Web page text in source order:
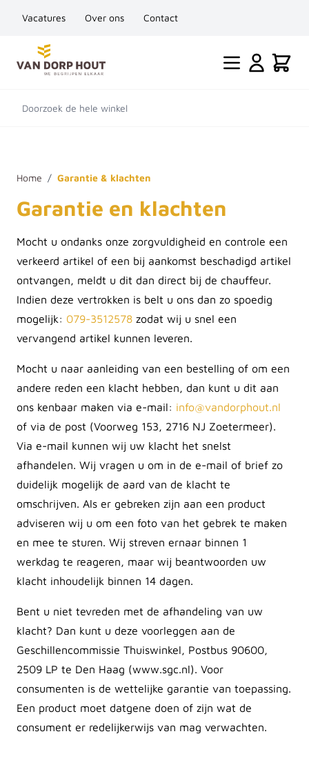
Vacatures Over ons Contact
Ga naar de inhoud
Cart
Doorzoek de hele winkel
Home / Garantie & klachten
Garantie en klachten
Mocht u ondanks onze zorgvuldigheid en controle een
verkeerd artikel of een bij aankomst beschadigd artikel
ontvangen, meldt u dit dan direct bij de chauffeur.
Indien deze vertrokken is belt u ons dan zo spoedig
mogelijk: 079-3512578 zodat wij u snel een
vervangend artikel kunnen leveren.
Mocht u naar aanleiding van een bestelling of om een
andere reden een klacht hebben, dan kunt u dit aan
ons kenbaar maken via e-mail: info@vandorphout.nl
of via de post (Voorweg 153, 2716 NJ Zoetermeer).
Via e-mail kunnen wij uw klacht het snelst
afhandelen. Wij vragen u om in de e-mail of brief zo
duidelijk mogelijk de aard van de klacht te
omschrijven. Als er gebreken zijn aan een product
adviseren wij u om een foto van het gebrek te maken
en mee te sturen. Wij streven ernaar binnen 1
werkdag te reageren, maar wij beantwoorden uw
klacht inhoudelijk binnen 14 dagen.
Bent u niet tevreden met de afhandeling van uw
klacht? Dan kunt u deze voorleggen aan de
Geschillencommissie Thuiswinkel, Postbus 90600,
2509 LP te Den Haag (www.sgc.nl). Voor
consumenten is de wettelijke garantie van toepassing.
Een product moet datgene doen of zijn wat de
consument er redelijkerwijs van mag verwachten.